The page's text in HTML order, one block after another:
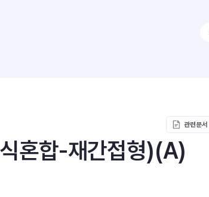
관련문서
혼합-재간접형)(A)